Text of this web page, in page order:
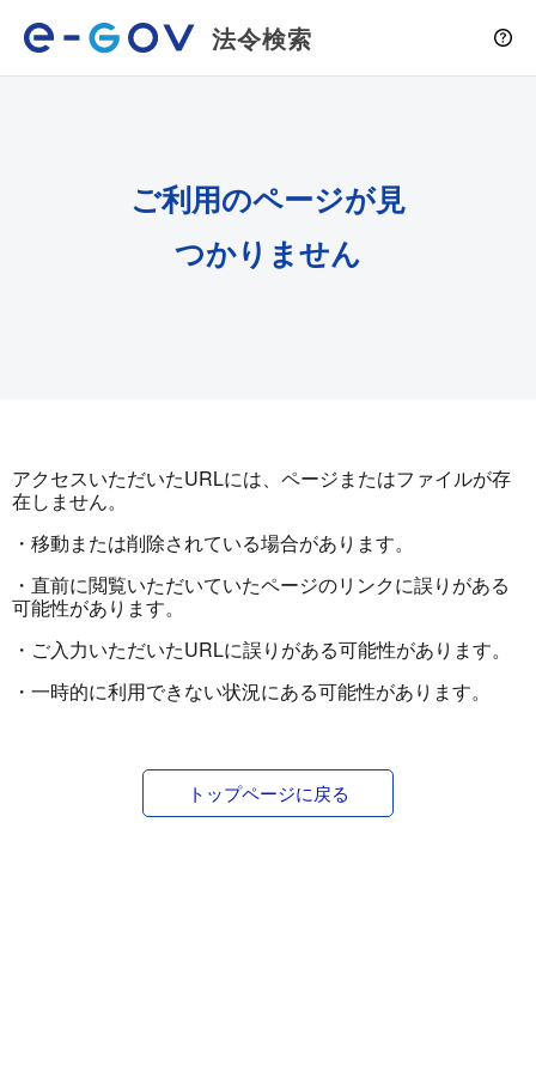
法令検索
ご利用のページが見
つかりません
アクセスいただいたURLには、ページまたはファイルが存
在しません。
・移動または削除されている場合があります。
・直前に閲覧いただいていたページのリンクに誤りがある
可能性があります。
・ご入力いただいたURLに誤りがある可能性があります。
・一時的に利用できない状況にある可能性があります。
トップページに戻る